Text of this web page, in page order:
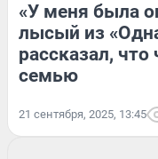
«У меня была
лысый из
рассказал, что
семью
21 сентября, 2025, 13:45